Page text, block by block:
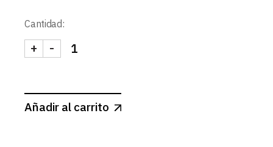
Cantidad:
CINTA ADHESIVA 3M DOBLE CARA 12mm 50m
-
+
Añadir al carrito